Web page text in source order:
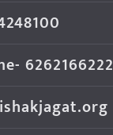
6262166222